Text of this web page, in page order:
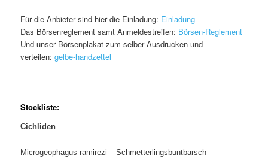
Für die Anbieter sind hier die Einladung: Einladung
Das Börsenreglement samt Anmeldestreifen: Börsen-Reglement
Und unser Börsenplakat zum selber Ausdrucken und
verteilen:gelbe-handzettel
Stockliste:
Cichliden
Microgeophagus ramirezi – Schmetterlingsbuntbarsch